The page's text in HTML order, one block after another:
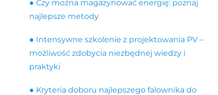
● Czy można magazynować energię: poznaj
najlepsze metody
● Intensywne szkolenie z projektowania PV –
możliwość zdobycia niezbędnej wiedzy i
praktyki
● Kryteria doboru najlepszego falownika do